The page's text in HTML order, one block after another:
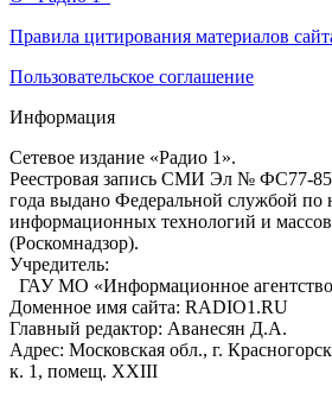
Правила цитирования материалов
Пользовательское соглашение
Информация
Сетевое издание «Радио 1».
Реестровая запись СМИ Эл № ФС77-
года выдано Федеральной службой по
информационных технологий и
(Роскомнадзор).
Учредитель:
ГАУ МО «Информационное агентство
Доменное имя сайта: RADIO1.RU
Главный редактор: Аванесян Д.А.
Адрес: Московская обл., г.
к. 1, помещ. XXIII